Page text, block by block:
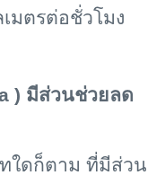
เมตรต่อชั่วโมง
) มีส่วนช่วยลด
ใดก็ตาม ที่มีส่วน